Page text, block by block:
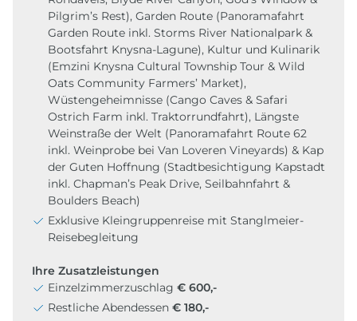
Pilgrim’s Rest), Garden Route (Panoramafahrt
Garden Route inkl. Storms River Nationalpark &
Bootsfahrt Knysna-Lagune), Kultur und Kulinarik
(Emzini Knysna Cultural Township Tour & Wild
Oats Community Farmers’ Market),
Wüstengeheimnisse (Cango Caves & Safari
Ostrich Farm inkl. Traktorrundfahrt), Längste
Weinstraße der Welt (Panoramafahrt Route 62
inkl. Weinprobe bei Van Loveren Vineyards) & Kap
der Guten Hoffnung (Stadtbesichtigung Kapstadt
inkl. Chapman’s Peak Drive, Seilbahnfahrt &
Boulders Beach)
Exklusive Kleingruppenreise mit Stanglmeier-
Reisebegleitung
Ihre Zusatzleistungen
Einzelzimmerzuschlag € 600,-
Restliche Abendessen € 180,-